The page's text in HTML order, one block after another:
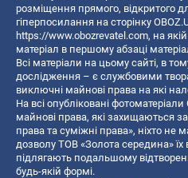
розміщення прямого, відкритого
гіперпосилання на сторінку
https://www.obozrevatel.com, на
матеріал в першому абзаці
Всі матеріали на цьому сайті, в
дослідження – є службовими
виключні майнові права на які
На всі опубліковані
майнові права, які захищаються
права та суміжні права», ніхто не
дозволу ТОВ «Золота середина»
підлягають подальшому
будь-якій формі.